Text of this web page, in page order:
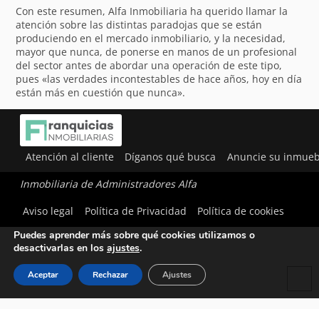
Con este resumen, Alfa Inmobiliaria ha querido llamar la
atención sobre las distintas paradojas que se están
produciendo en el mercado inmobiliario, y la necesidad,
mayor que nunca, de ponerse en manos de un profesional
del sector antes de abordar una operación de este tipo,
pues «las verdades incontestables de hace años, hoy en día
están más en cuestión que nunca».
Atención al cliente Díganos qué busca Anuncie su
Inmobiliaria de Administradores Alfa
Aviso legal
Política de Privacidad Política de cookies
Utilizamos cookies para ofrecerte la mejor experiencia en
Puedes aprender más sobre qué cookies utilizamos o
desactivarlas en los ajustes.
Aceptar Rechazar Ajustes